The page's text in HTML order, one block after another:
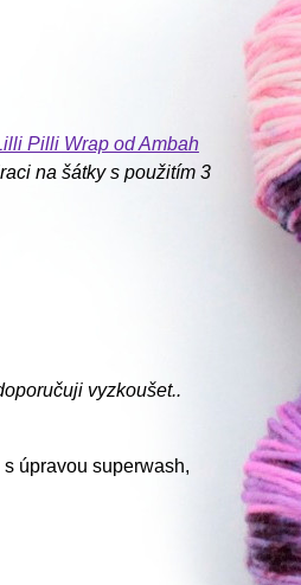
Pilli Wrap od Ambah
na šátky s použitím 3
vyzkoušet..
úpravou superwash,